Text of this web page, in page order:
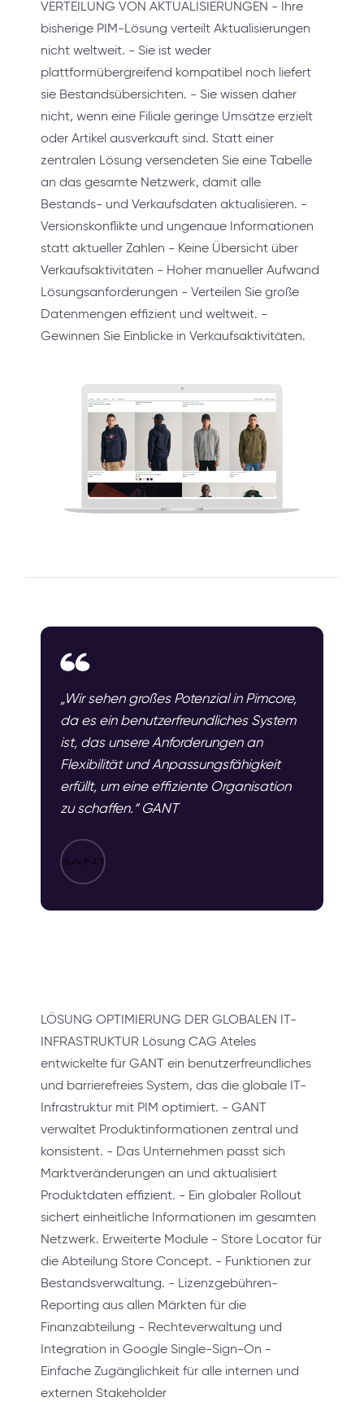
VERTEILUNG VON AKTUALISIERUNGEN - Ihre
bisherige PIM-Lösung verteilt Aktualisierungen
nicht weltweit. - Sie ist weder
plattformübergreifend kompatibel noch liefert
sie Bestandsübersichten. - Sie wissen daher
nicht, wenn eine Filiale geringe Umsätze erzielt
oder Artikel ausverkauft sind. Statt einer
zentralen Lösung versendeten Sie eine Tabelle
an das gesamte Netzwerk, damit alle
Bestands- und Verkaufsdaten aktualisieren. -
Versionskonflikte und ungenaue Informationen
statt aktueller Zahlen - Keine Übersicht über
Verkaufsaktivitäten - Hoher manueller Aufwand
Lösungsanforderungen - Verteilen Sie große
Datenmengen effizient und weltweit. -
Gewinnen Sie Einblicke in Verkaufsaktivitäten.
„Wir sehen großes Potenzial in Pimcore,
da es ein benutzerfreundliches System
ist, das unsere Anforderungen an
Flexibilität und Anpassungsfähigkeit
erfüllt, um eine effiziente Organisation
zu schaffen.“ GANT
LÖSUNG OPTIMIERUNG DER GLOBALEN IT-
INFRASTRUKTUR Lösung CAG Ateles
entwickelte für GANT ein benutzerfreundliches
und barrierefreies System, das die globale IT-
Infrastruktur mit PIM optimiert. - GANT
verwaltet Produktinformationen zentral und
konsistent. - Das Unternehmen passt sich
Marktveränderungen an und aktualisiert
Produktdaten effizient. - Ein globaler Rollout
sichert einheitliche Informationen im gesamten
Netzwerk. Erweiterte Module - Store Locator für
die Abteilung Store Concept. - Funktionen zur
Bestandsverwaltung. - Lizenzgebühren-
Reporting aus allen Märkten für die
Finanzabteilung - Rechteverwaltung und
Integration in Google Single-Sign-On -
Einfache Zugänglichkeit für alle internen und
externen Stakeholder